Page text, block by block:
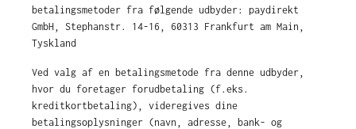
betalingsmetoder fra følgende udbyder: paydirekt
GmbH, Stephanstr. 14-16, 60313 Frankfurt am Main,
Tyskland
Ved valg af en betalingsmetode fra denne udbyder,
hvor du foretager forudbetaling (f.eks.
kreditkortbetaling), videregives dine
betalingsoplysninger (navn, adresse, bank- og